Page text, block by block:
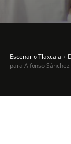
Escenario Tlaxcala
para Alfonso Sánchez